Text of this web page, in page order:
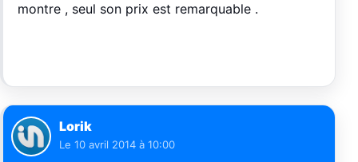
montre , seul son prix est remarquable .
Lorik
Le 10 avril 2014 à 10:00